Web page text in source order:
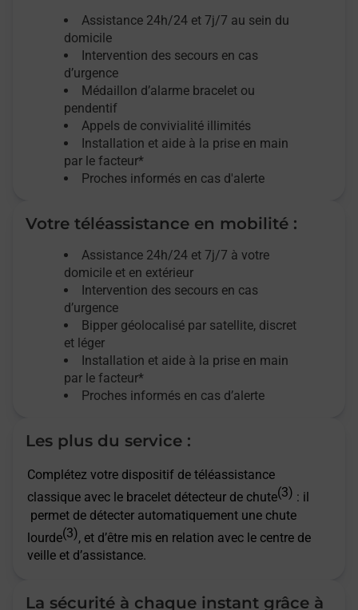
Assistance 24h/24 et 7j/7 au sein du
domicile
Intervention des secours en cas
d’urgence
Médaillon d’alarme bracelet ou
pendentif
Appels de convivialité illimités
Installation et aide à la prise en main
par le facteur*
Proches informés en cas d'alerte
Votre téléassistance en mobilité :
Assistance 24h/24 et 7j/7 à votre
domicile et en extérieur
Intervention des secours en cas
d’urgence
Bipper géolocalisé par satellite, discret
et léger
Installation et aide à la prise en main
par le facteur*
Proches informés en cas d’alerte
Les plus du service :
Complétez votre dispositif de téléassistance
classique avec le bracelet détecteur de chute(3) : il
permet de détecter automatiquement une chute
lourde(3), et d’être mis en relation avec le centre de
veille et d’assistance.
La sécurité à chaque instant grâce à